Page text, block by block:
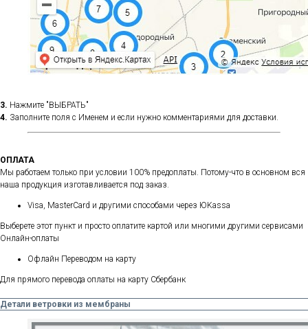
3. Нажмите "ВЫБРАТЬ"
4. Заполните поля с Именем и если нужно комментариями для доставки.
ОПЛАТА
Мы работаем только при условии 100% предоплаты. Потому-что в основном вся
наша продукция изготавливается под заказ.
Visa, MasterCard и другими способами через ЮKassa
Выберете этот пункт и просто оплатите картой или многими другими сервисами
Онлайн-оплаты
Офлайн Переводом на карту
Для прямого перевода оплаты на карту Сбербанк
Детали ветровки из мембраны